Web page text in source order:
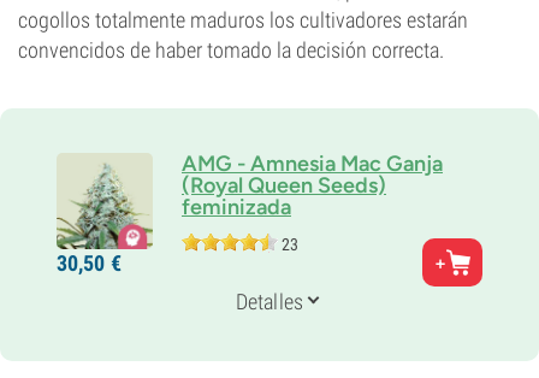
cogollos totalmente maduros los cultivadores estarán
convencidos de haber tomado la decisión correcta.
AMG - Amnesia Mac Ganja
(Royal Queen Seeds)
feminizada
23
Padres
Amnesia x Mexican Haze
80% Sativa
10-11 semanas
30,50 €
Detalles